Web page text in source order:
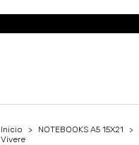
Inicio > NOTEBOOKS A5 15X21 >
Vivere